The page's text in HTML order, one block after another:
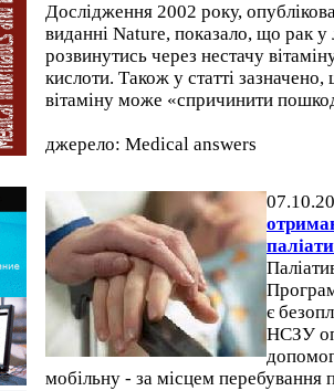
Дослідження 2002 року,
виданні Nature, показало, що рак
розвинутись через нестачу
кислоти. Також у статті
вітаміну може «спричинити
джерело: Medical answers
є
НСЗУ
мобільну - за місцем перебування